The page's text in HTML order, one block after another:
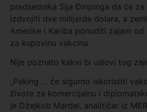
predsednika Sija Đinpinga da će
izdvojiti dve milijarde dolara, a
Amerike i Kariba ponuditi zajam od
za kupovinu vakcina.
Nije poznato kakvi bi uslovi tog
„Peking … će sigurno iskoristiti
živote za komercijalnu i
je Džejkob Mardel, analitičar iz